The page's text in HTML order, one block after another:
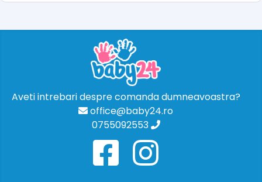
Aveti intrebari despre comanda dumneavoastra?
office@baby24.ro
0755092553